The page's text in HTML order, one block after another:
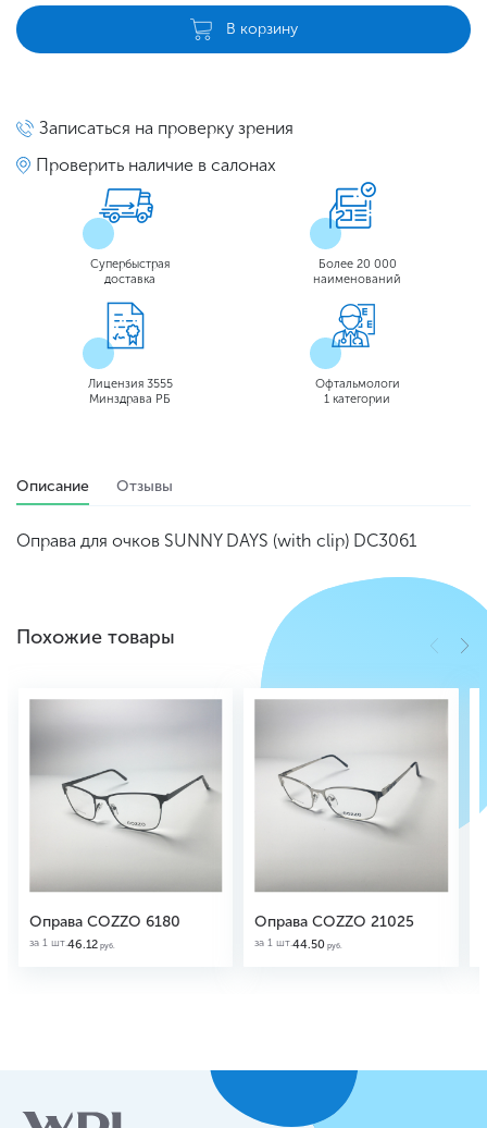
В корзину
Записаться на проверку зрения
Проверить наличие в салонах
Супербыстрая
доставка
Более 20 000
наименований
Лицензия 3555
Минздрава РБ
Офтальмологи
1 категории
Описание Отзывы
Оправа для очков SUNNY DAYS (with clip) DC3061
Похожие товары
Оправа COZZO 6180
за 1 шт.46.12 руб.
Оправа COZZO 21025
за 1 шт.44.50 руб.